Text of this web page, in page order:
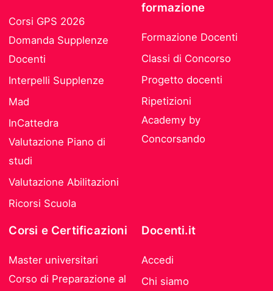
Corsi GPS 2026
Domanda Supplenze
Docenti
Interpelli Supplenze
Mad
InCattedra
Valutazione Piano di
studi
Valutazione Abilitazioni
Ricorsi Scuola
formazione
Formazione Docenti
Classi di Concorso
Progetto docenti
Ripetizioni
Academy by
Concorsando
Corsi e Certificazioni
Master universitari
Corso di Preparazione al
Docenti.it
Accedi
Chi siamo